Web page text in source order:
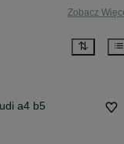
Zobacz
a4 b5